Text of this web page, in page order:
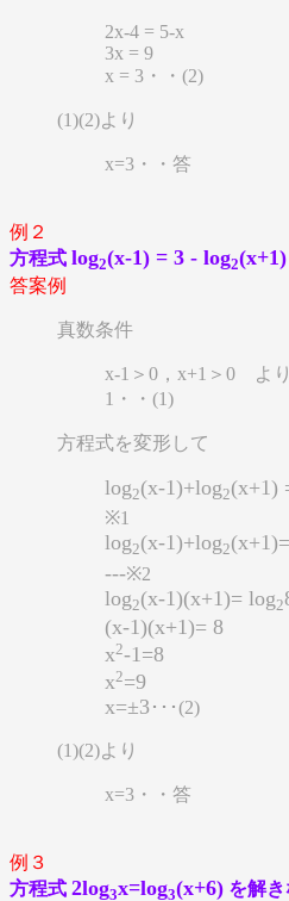
2x-4 = 5-x
3x = 9
x = 3・・(2)
(1)(2)より
x=3・・答
例２
方程式 log2(x-1) = 3 - log2(x+1)
答案例
真数条件
x-1＞0，x+1＞0 よ
1・・(1)
方程式を変形して
log2(x-1)+log2(x+1)
※1
log2(x-1)+log2
---※2
log2(x-1)(x+1)= log2
(x-1)(x+1)= 8
x2-1=8
x2=9
x=±3･･･(2)
(1)(2)より
x=3・・答
例３
方程式 2log3x=log3(x+6) を解き